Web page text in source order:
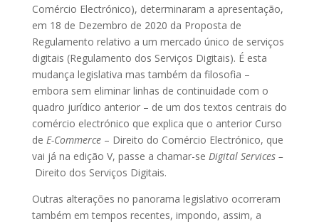
Comércio Electrónico), determinaram a apresentação,
em 18 de Dezembro de 2020 da Proposta de
Regulamento relativo a um mercado único de serviços
digitais (Regulamento dos Serviços Digitais). É esta
mudança legislativa mas também da filosofia –
embora sem eliminar linhas de continuidade com o
quadro jurídico anterior – de um dos textos centrais do
comércio electrónico que explica que o anterior Curso
de E-Commerce– Direito do Comércio Electrónico, que
vai já na edição V, passe a chamar-se Digital Services –
Direito dos Serviços Digitais.
Outras alterações no panorama legislativo ocorreram
também em tempos recentes, impondo, assim, a